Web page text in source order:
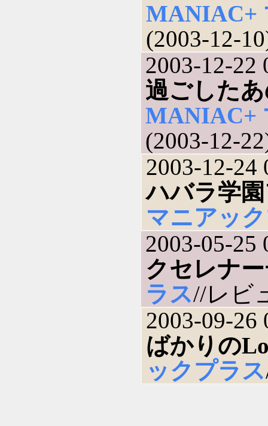
MANIAC+
(2003-12-
2003-12-22
過ごした
MANIAC+
(2003-12-
2003-12-24
ハバラ学
マニアッ
2003-05-25
クセレナ
ラス//レビ
2003-09-26
ばかりの
ックプラス